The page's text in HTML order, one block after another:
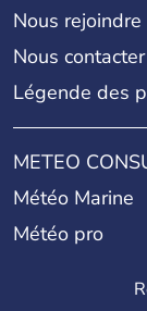
Nous rejoindre
Nous contacter
Légende des
METEO
Météo Marine
Météo pro